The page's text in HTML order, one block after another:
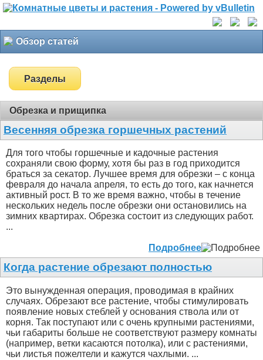
Обзор статей
Разделы
Обрезка и прищипка
Весенняя обрезка горшечных растений
Для того чтобы горшечные и кадочные растения
сохраняли свою форму, хотя бы раз в год приходится
браться за секатор. Лучшее время для обрезки – с конца
февраля до начала апреля, то есть до того, как начнется
активный рост. В то же время важно, чтобы в течение
нескольких недель после обрезки они остановились на
зимних квартирах. Обрезка состоит из следующих работ.
...
Подробнее
Когда растение обрезают полностью
Это вынужденная операция, проводимая в крайних
случаях. Обрезают все растение, чтобы стимулировать
появление новых стеблей у основания ствола или от
корня. Так поступают или с очень крупными растениями,
чьи габариты больше не соответствуют размеру комнаты
(например, ветки касаются потолка), или с растениями,
чьи листья пожелтели и кажутся чахлыми. ...